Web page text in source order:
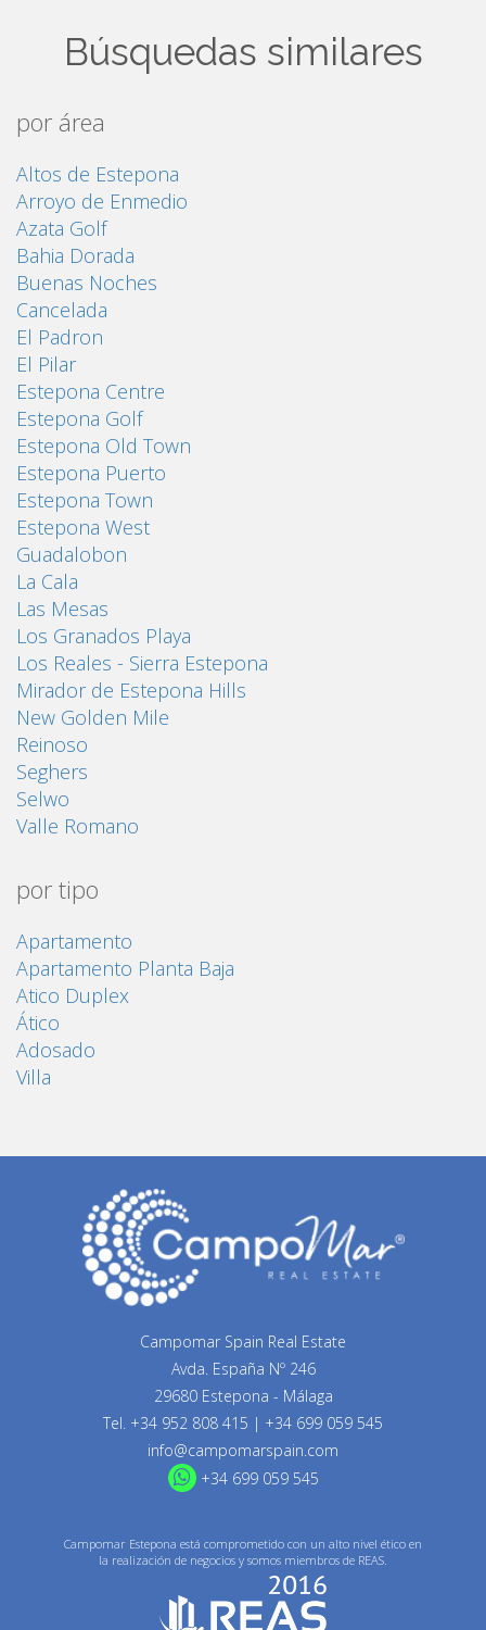
Búsquedas similares
por área
Altos de Estepona
Arroyo de Enmedio
Azata Golf
Bahia Dorada
Buenas Noches
Cancelada
El Padron
El Pilar
Estepona Centre
Estepona Golf
Estepona Old Town
Estepona Puerto
Estepona Town
Estepona West
Guadalobon
La Cala
Las Mesas
Los Granados Playa
Los Reales - Sierra Estepona
Mirador de Estepona Hills
New Golden Mile
Reinoso
Seghers
Selwo
Valle Romano
por tipo
Apartamento
Apartamento Planta Baja
Atico Duplex
Ático
Adosado
Villa
Campomar Spain Real Estate
Avda. España Nº 246
29680 Estepona - Málaga
Tel. +34 952 808 415 | +34 699 059 545
info@campomarspain.com
+34 699 059 545
Campomar Estepona está comprometido con un alto nivel ético en
la realización de negocios y somos miembros de REAS.